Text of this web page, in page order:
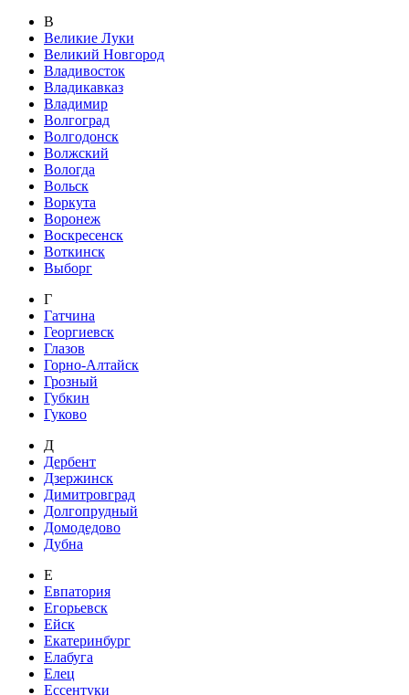
В
Великие Луки
Великий Новгород
Владивосток
Владикавказ
Владимир
Волгоград
Волгодонск
Волжский
Вологда
Вольск
Воркута
Воронеж
Воскресенск
Воткинск
Выборг
Г
Гатчина
Георгиевск
Глазов
Горно-Алтайск
Грозный
Губкин
Гуково
Д
Дербент
Дзержинск
Димитровград
Долгопрудный
Домодедово
Дубна
Е
Евпатория
Егорьевск
Ейск
Екатеринбург
Елабуга
Елец
Ессентуки